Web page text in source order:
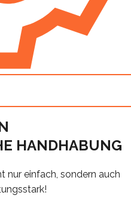
HANDHABUNG
nur einfach, sondern auch